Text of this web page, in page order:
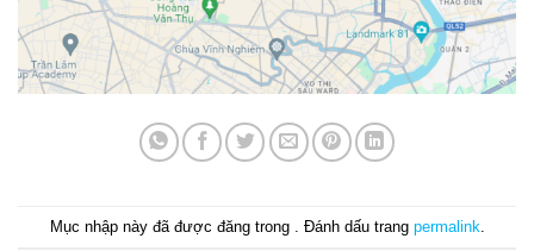
Mục nhập này đã được đăng trong . Đánh dấu trang permalink